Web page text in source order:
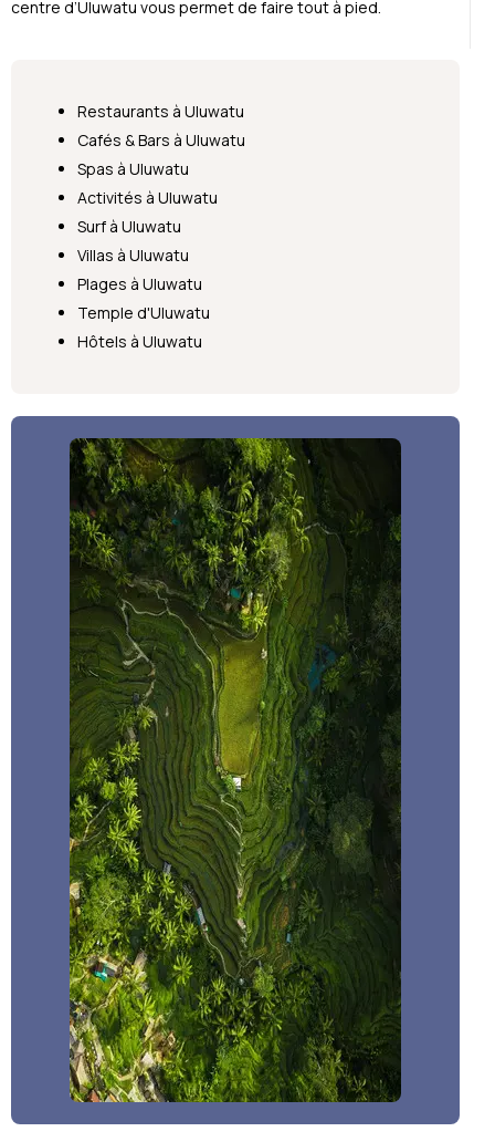
centre d’Uluwatu vous permet de faire tout à pied.
Restaurants à Uluwatu
Cafés & Bars à Uluwatu
Spas à Uluwatu
Activités à Uluwatu
Surf à Uluwatu
Villas à Uluwatu
Plages à Uluwatu
Temple d'Uluwatu
Hôtels à Uluwatu